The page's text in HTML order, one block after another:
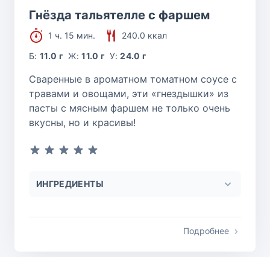
Гнёзда тальятелле с фаршем
1 ч. 15 мин.
240.0 ккал
Б:11.0 г Ж:11.0 г У:24.0 г
Сваренные в ароматном томатном соусе с
травами и овощами, эти «гнездышки» из
пасты с мясным фаршем не только очень
вкусны, но и красивы!
ИНГРЕДИЕНТЫ
Подробнее